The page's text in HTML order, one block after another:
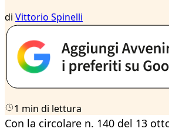
di Vittorio Spinelli
1 min di lettura
Con la circolare n. 140 del 13